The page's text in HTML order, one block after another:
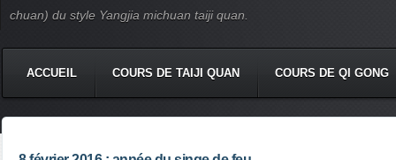
chuan) du style Yangjia michuan taiji quan.
ACCUEIL COURS DE TAIJI QUAN COURS DE QI GONG